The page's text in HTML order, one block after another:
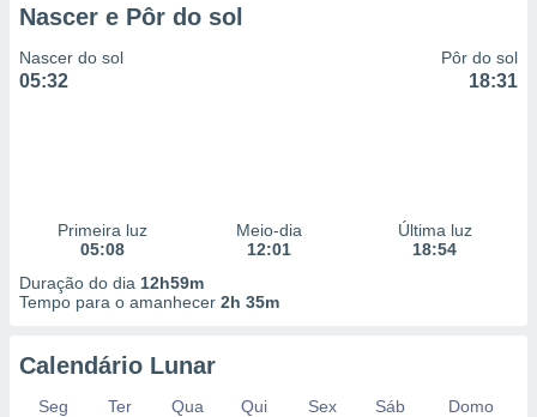
Nascer e Pôr do sol
Nascer do sol
05:32
Pôr do sol
18:31
Primeira luz
05:08
Meio-dia
12:01
Última luz
18:54
Duração do dia 12h59m
Tempo para o amanhecer 2h 35m
Calendário Lunar
Seg Ter Qua Qui Sex Sáb
Domo